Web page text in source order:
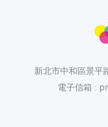
新北市中和區景平
電子信箱 :